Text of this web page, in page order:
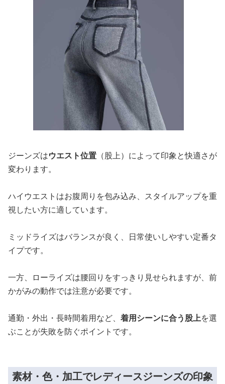
ジーンズはウエスト位置 （股上）によって印象と快適さが
変わります。
ハイウエストはお腹周りを包み込み、スタイルアップを重
視したい方に適しています。
ミッドライズはバランスが良く、日常使いしやすい定番タ
イプです。
一方、ローライズは腰回りをすっきり見せられますが、前
かがみの動作では注意が必要です。
通勤・外出・長時間着用など、 着用シーンに合う股上を選
ぶことが失敗を防ぐポイントです。
素材・色・加工でレディースジーンズの印象